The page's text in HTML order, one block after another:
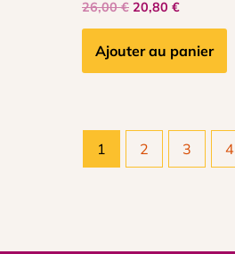
26,00€ 20,80 €
Ajouter au panier
1 2 3 4